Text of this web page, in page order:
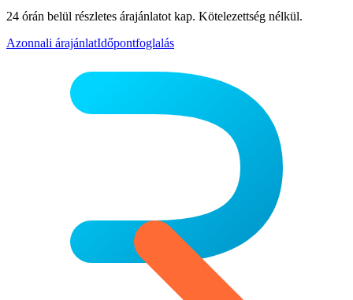
24 órán belül részletes árajánlatot kap. Kötelezettség nélkül.
Azonnali árajánlatIdőpontfoglalás